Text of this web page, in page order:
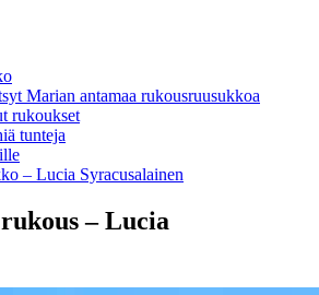
Marian antamaa rukousruusukkoa
rukoukset
tunteja
– Lucia Syracusalainen
– Lucia